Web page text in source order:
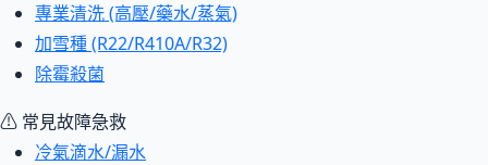
專業清洗 (高壓/藥水/蒸氣)
加雪種 (R22/R410A/R32)
除霉殺菌
⚠ 常見故障急救
冷氣滴水/漏水